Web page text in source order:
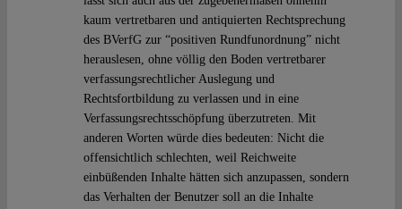
kaum vertretbaren und antiquierten Rechtsprechung
des BVerfG zur “positiven Rundfunordnung” nicht
herauslesen, ohne völlig den Boden vertretbarer
verfassungsrechtlicher Auslegung und
Rechtsfortbildung zu verlassen und in eine
Verfassungsrechtsschöpfung überzutreten. Mit
anderen Worten würde dies bedeuten: Nicht die
offensichtlich schlechten, weil Reichweite
einbüßenden Inhalte hätten sich anzupassen, sondern
das Verhalten der Benutzer soll an die Inhalte